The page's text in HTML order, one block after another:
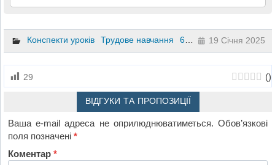
Конспекти уроків Трудове навчання 6 клас 19 Січня 2025
29 ()
ВІДГУКИ ТА ПРОПОЗИЦІЇ
Ваша e-mail адреса не оприлюднюватиметься. Обов’язкові
поля позначені*
Коментар*